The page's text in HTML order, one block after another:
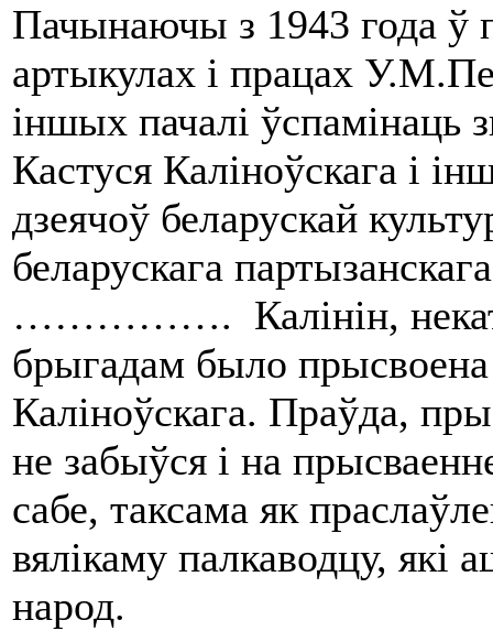
Пачынаючы з 1943 года ў
артыкулах і працах
іншых пачалі
Кастуся Каліноўскага і
дзеячоў беларускай
беларускага
……………. Калінін,
брыгадам было прысвоена
Каліноўскага. Праўда,
не забыўся і на
сабе, таксама як
вялікаму палкаводцу, які
народ.